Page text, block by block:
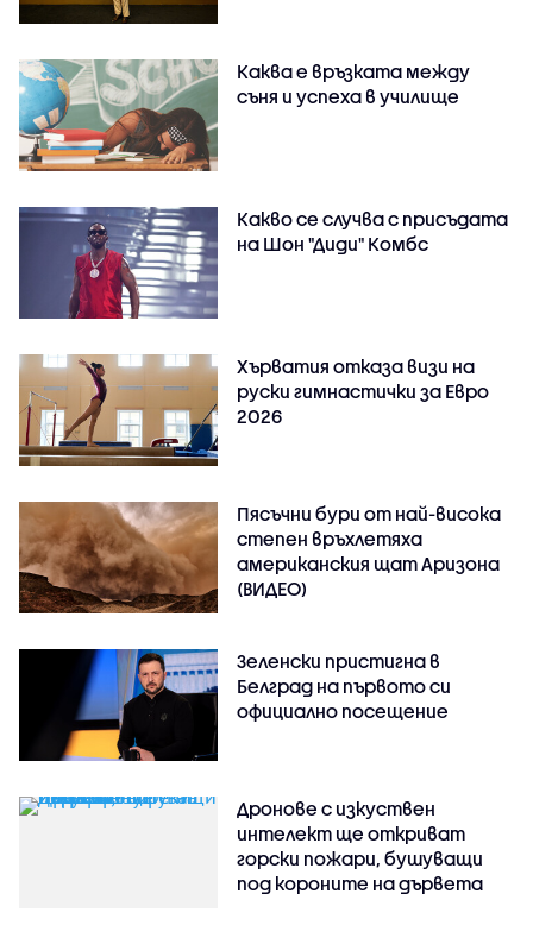
Каква е връзката между
съня и успеха в училище
Какво се случва с присъдата
на Шон "Диди" Комбс
Хърватия отказа визи на
руски гимнастички за Евро
2026
Пясъчни бури от най-висока
степен връхлетяха
американския щат Аризона
(ВИДЕО)
Зеленски пристигна в
Белград на първото си
официално посещение
Дронове с изкуствен
интелект ще откриват
горски пожари, бушуващи
под короните на дървета